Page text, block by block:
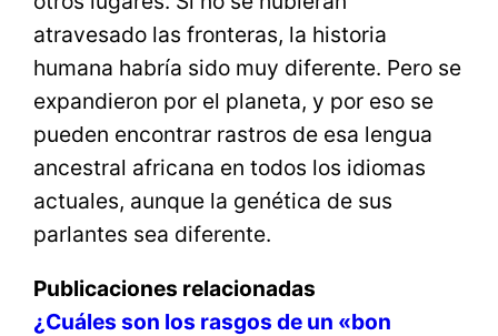
atravesado las fronteras, la historia
humana habría sido muy diferente. Pero se
expandieron por el planeta, y por eso se
pueden encontrar rastros de esa lengua
ancestral africana en todos los idiomas
actuales, aunque la genética de sus
parlantes sea diferente.
Publicaciones relacionadas
¿Cuáles son los rasgos de un «bon